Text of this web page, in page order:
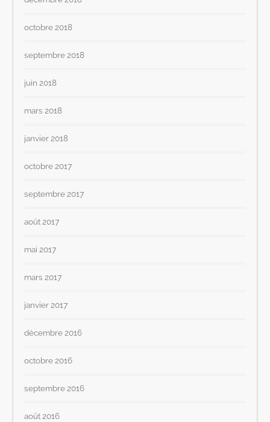
octobre 2018
septembre 2018
juin 2018
mars 2018
janvier 2018
octobre 2017
septembre 2017
août 2017
mai 2017
mars 2017
janvier 2017
décembre 2016
octobre 2016
septembre 2016
août 2016